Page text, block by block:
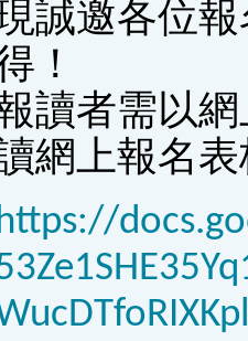
誠邀各位
！
讀者需以
網上報名